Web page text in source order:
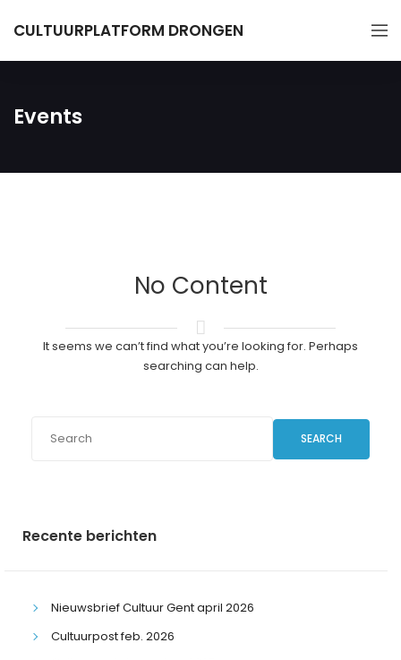
CULTUURPLATFORM DRONGEN
Events
No Content
It seems we can’t find what you’re looking for. Perhaps
searching can help.
SEARCH
Recente berichten
Nieuwsbrief Cultuur Gent april 2026
Cultuurpost feb. 2026